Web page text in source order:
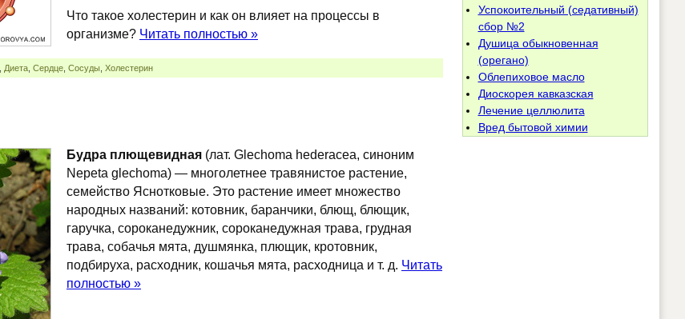
Что такое холестерин и как он влияет на процессы в
организме? Читать полностью »
Диета Сердце Сосуды Холестерин
Будра плющевидная (лат. Glechoma hederacea, синоним
Nepeta glechoma) — многолетнее травянистое растение,
семейство Яснотковые. Это растение имеет множество
народных названий: котовник, баранчики, блющ, блющик,
гаручка, сороканедужник, сороканедужная трава, грудная
трава, собачья мята, душмянка, плющик, кротовник,
подбируха, расходник, кошачья мята, расходница и т. д. Читать
полностью »
Успокоительный (седативный)
сбор №2
Душица обыкновенная
(орегано)
Облепиховое масло
Диоскорея кавказская
Лечение целлюлита
Вред бытовой химии